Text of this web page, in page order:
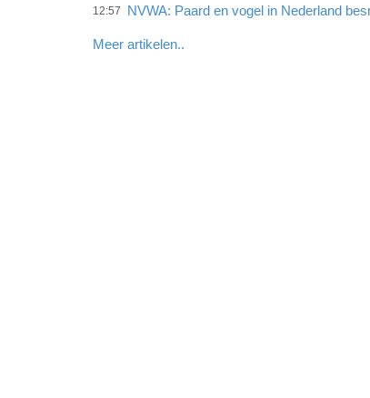
12:57 NVWA: Paard en vogel in Nederland
Meer artikelen..